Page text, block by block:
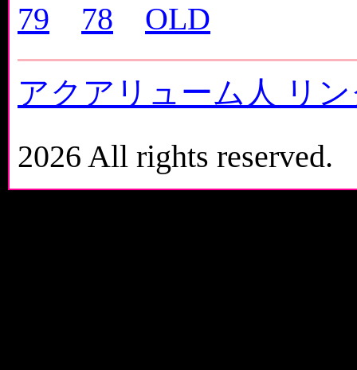
79
78 OLD
アクアリューム人 リ
2026 All rights reserved.